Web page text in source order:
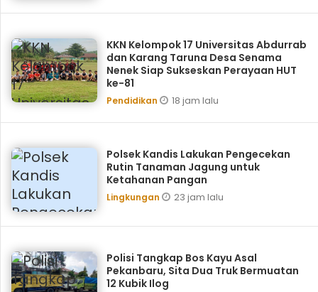
KKN Kelompok 17 Universitas Abdurrab
dan Karang Taruna Desa Senama
Nenek Siap Sukseskan Perayaan HUT
ke-81
Pendidikan 18 jam lalu
Polsek Kandis Lakukan Pengecekan
Rutin Tanaman Jagung untuk
Ketahanan Pangan
Lingkungan 23 jam lalu
Polisi Tangkap Bos Kayu Asal
Pekanbaru, Sita Dua Truk Bermuatan
12 Kubik Ilog